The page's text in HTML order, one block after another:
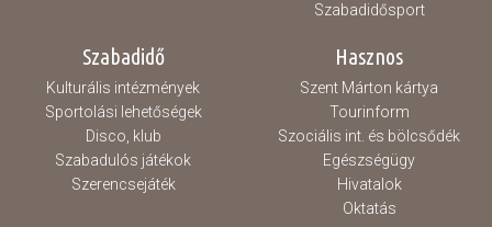
Szabadidősport
Szabadidő
Kulturális intézmények
Sportolási lehetőségek
Disco, klub
Szabadulós játékok
Szerencsejáték
Hasznos
Szent Márton kártya
Tourinform
Szociális int. és bölcsődék
Egészségügy
Hivatalok
Oktatás